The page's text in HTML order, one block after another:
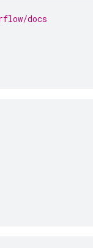
docs